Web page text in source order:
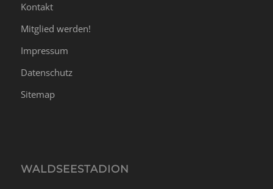
Kontakt
Mitglied werden!
Impressum
Datenschutz
Sitemap
WALDSEESTADION